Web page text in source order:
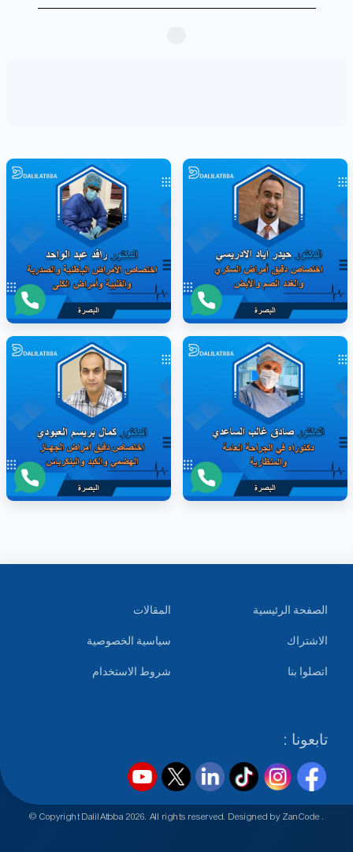
الصفحة الرئيسية
الاشتراك
اتصلوا بنا
المقالات
سياسية الخصوصية
شروط الاستخدام
تابعونا :
© Copyright DalilAtbba2026. All rights reserved. Designed by ZanCode .